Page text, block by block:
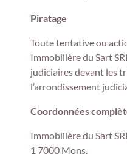
Piratage
Toute tentative ou
Immobilière du Sart
judiciaires devant les
l’arrondissement
Coordonnées
Immobilière du Sart
1 7000 Mons.